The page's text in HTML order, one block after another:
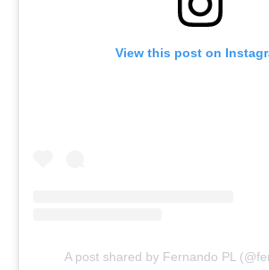
View this post on
A post shared by Fernando PL